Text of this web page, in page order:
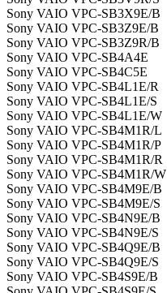
Sony VAIO VPC-SB3X9E/B
Sony VAIO VPC-SB3Z9E/B
Sony VAIO VPC-SB3Z9R/B
Sony VAIO VPC-SB4A4E
Sony VAIO VPC-SB4C5E
Sony VAIO VPC-SB4L1E/R
Sony VAIO VPC-SB4L1E/S
Sony VAIO VPC-SB4L1E/W
Sony VAIO VPC-SB4M1R/L
Sony VAIO VPC-SB4M1R/P
Sony VAIO VPC-SB4M1R/R
Sony VAIO VPC-SB4M1R/W
Sony VAIO VPC-SB4M9E/B
Sony VAIO VPC-SB4M9E/S
Sony VAIO VPC-SB4N9E/B
Sony VAIO VPC-SB4N9E/S
Sony VAIO VPC-SB4Q9E/B
Sony VAIO VPC-SB4Q9E/S
Sony VAIO VPC-SB4S9E/B